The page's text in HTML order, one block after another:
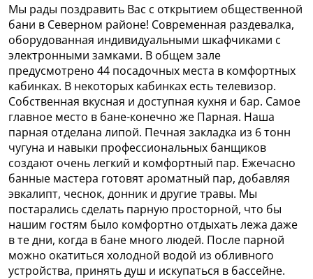
Мы рады поздравить Вас с открытием общественной
бани в Северном районе! Современная раздевалка,
оборудованная индивидуальными шкафчиками с
электронными замками. В общем зале
предусмотрено 44 посадочных места в комфортных
кабинках. В некоторых кабинках есть телевизор.
Собственная вкусная и доступная кухня и бар. Самое
главное место в бане-конечно же Парная. Наша
парная отделана липой. Печная закладка из 6 тонн
чугуна и навыки профессиональных банщиков
создают очень легкий и комфортный пар. Ежечасно
банные мастера готовят ароматный пар, добавляя
эвкалипт, чеснок, донник и другие травы. Мы
постарались сделать парную просторной, что бы
нашим гостям было комфортно отдыхать лежа даже
в те дни, когда в бане много людей. После парной
можно окатиться холодной водой из обливного
устройства, принять душ и искупаться в бассейне.